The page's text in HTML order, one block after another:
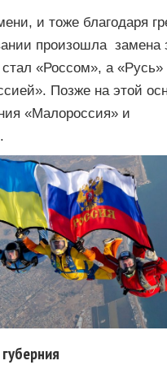
и тоже благодаря
произошла замена
«Россом», а «Русь»
Позже на этой
«Малороссия» и